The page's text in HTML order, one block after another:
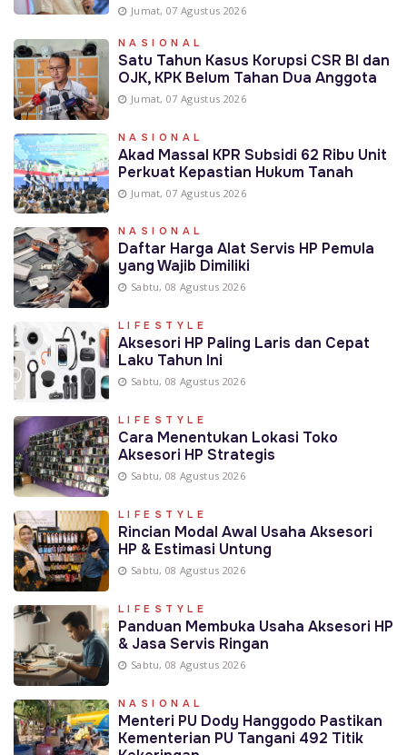
Jumat, 07 Agustus 2026
NASIONAL
Satu Tahun Kasus Korupsi CSR BI dan
OJK, KPK Belum Tahan Dua Anggota
Jumat, 07 Agustus 2026
NASIONAL
Akad Massal KPR Subsidi 62 Ribu Unit
Perkuat Kepastian Hukum Tanah
Jumat, 07 Agustus 2026
NASIONAL
Daftar Harga Alat Servis HP Pemula
yang Wajib Dimiliki
Sabtu, 08 Agustus 2026
LIFESTYLE
Aksesori HP Paling Laris dan Cepat
Laku Tahun Ini
Sabtu, 08 Agustus 2026
LIFESTYLE
Cara Menentukan Lokasi Toko
Aksesori HP Strategis
Sabtu, 08 Agustus 2026
LIFESTYLE
Rincian Modal Awal Usaha Aksesori
HP & Estimasi Untung
Sabtu, 08 Agustus 2026
LIFESTYLE
Panduan Membuka Usaha Aksesori HP
& Jasa Servis Ringan
Sabtu, 08 Agustus 2026
NASIONAL
Menteri PU Dody Hanggodo Pastikan
Kementerian PU Tangani 492 Titik